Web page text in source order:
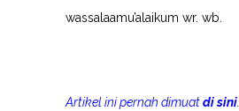
wassalaamu’alaikum wr. wb.
Artikel ini pernah dimuatdi sini.